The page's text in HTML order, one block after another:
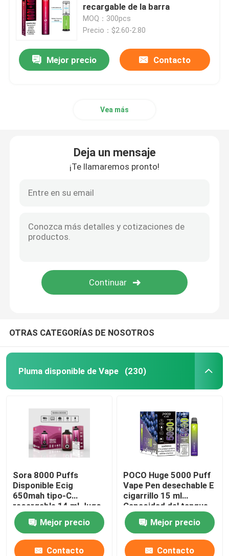
OEM Vape
Vape enrrollado
Barra del soplo mini
Mary Vape perdida
Los E.E.U.U. Vape
Pluma elegante de Vape
recargable de la barra
MOQ：300pcs
Precio：$2.60-2.80
Mejor precio Contacto
Vea más
Deja un mensaje
¡Te llamaremos pronto!
OTRAS CATEGORÍAS DE NOSOTROS
Pluma disponible de Vape (230)
Sora 8000 Puffs
Disponible Ecig
650mah tipo-C
recargable 14 ml Jugo
precargado
Mejor precio
Contacto
POCO Huge 5000 Puff
Vape Pen desechable E
cigarrillo 15 ml
Capacidad del tanque
Mejor precio
Contacto